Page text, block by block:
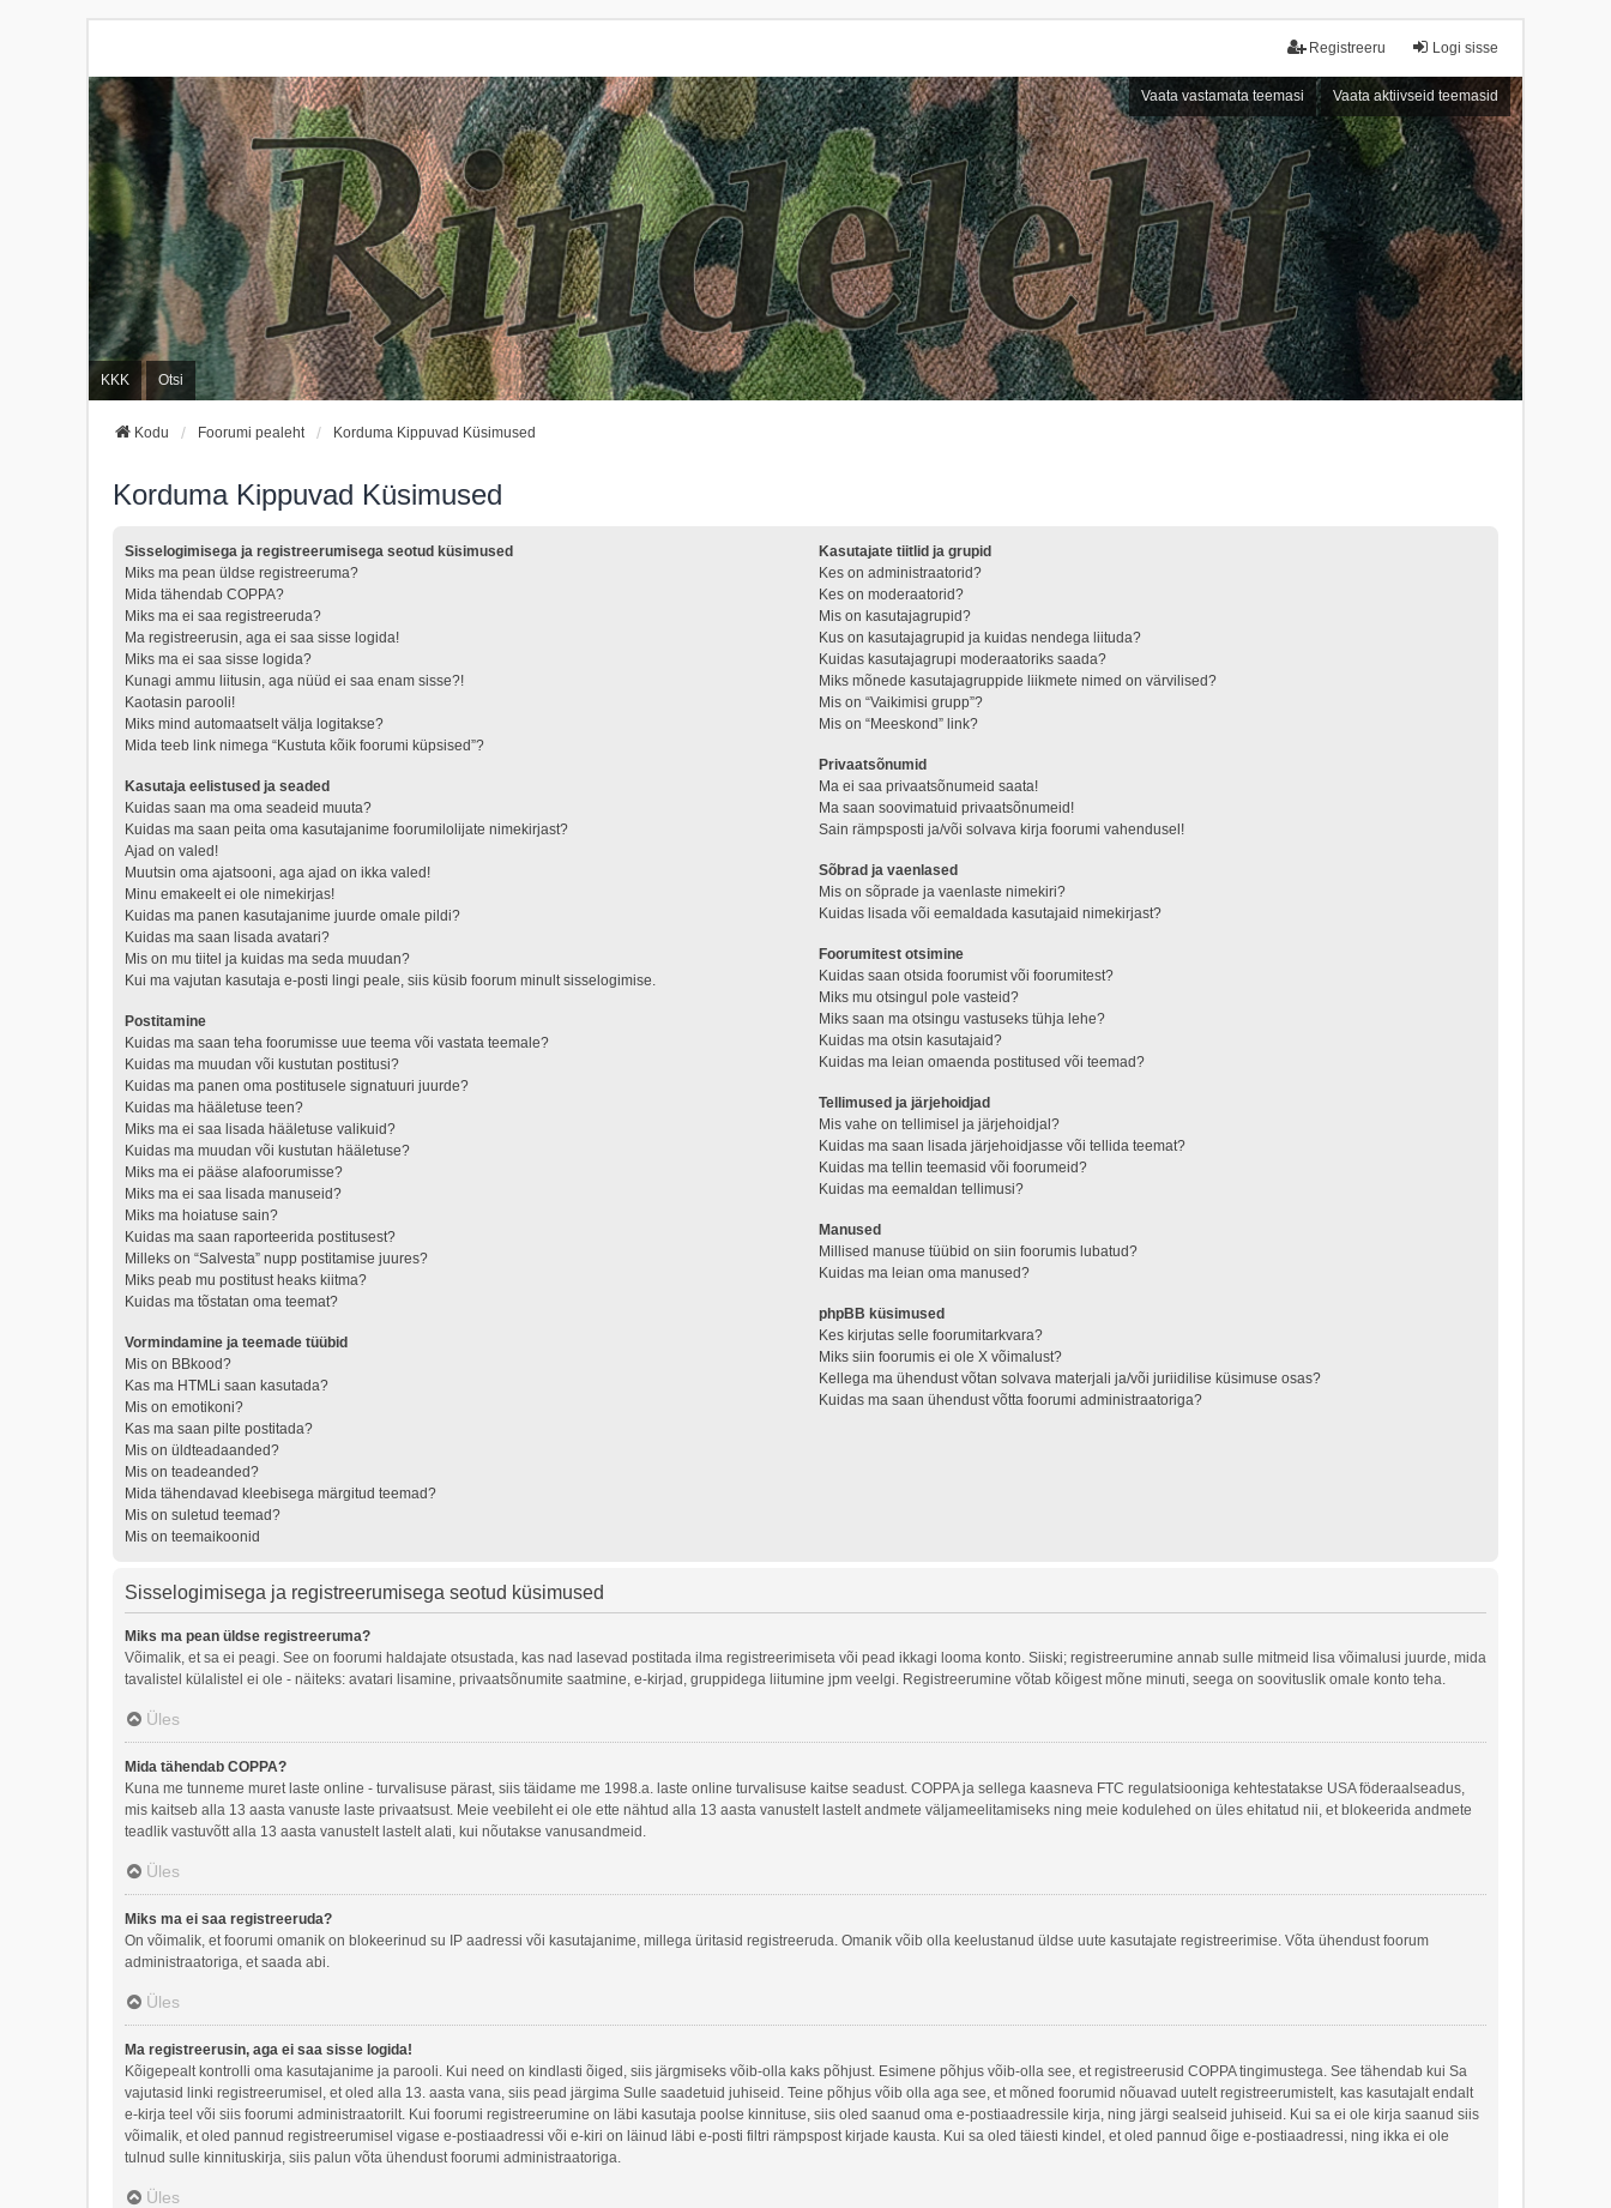
Logi sisse
Registreeru
Vaata vastamata teemasi Vaata aktiivseid teemasid
KKK Otsi
Kodu Foorumi pealeht Korduma Kippuvad Küsimused
Korduma Kippuvad Küsimused
Sisselogimisega ja registreerumisega seotud küsimused
Miks ma pean üldse registreeruma?
Mida tähendab COPPA?
Miks ma ei saa registreeruda?
Ma registreerusin, aga ei saa sisse logida!
Miks ma ei saa sisse logida?
Kunagi ammu liitusin, aga nüüd ei saa enam sisse?!
Kaotasin parooli!
Miks mind automaatselt välja logitakse?
Mida teeb link nimega “Kustuta kõik foorumi küpsised”?
Kasutaja eelistused ja seaded
Kuidas saan ma oma seadeid muuta?
Kuidas ma saan peita oma kasutajanime foorumilolijate nimekirjast?
Ajad on valed!
Muutsin oma ajatsooni, aga ajad on ikka valed!
Minu emakeelt ei ole nimekirjas!
Kuidas ma panen kasutajanime juurde omale pildi?
Kuidas ma saan lisada avatari?
Mis on mu tiitel ja kuidas ma seda muudan?
Kui ma vajutan kasutaja e-posti lingi peale, siis küsib foorum minult sisselogimise.
Postitamine
Kuidas ma saan teha foorumisse uue teema või vastata teemale?
Kuidas ma muudan või kustutan postitusi?
Kuidas ma panen oma postitusele signatuuri juurde?
Kuidas ma hääletuse teen?
Miks ma ei saa lisada hääletuse valikuid?
Kuidas ma muudan või kustutan hääletuse?
Miks ma ei pääse alafoorumisse?
Miks ma ei saa lisada manuseid?
Miks ma hoiatuse sain?
Kuidas ma saan raporteerida postitusest?
Milleks on “Salvesta” nupp postitamise juures?
Miks peab mu postitust heaks kiitma?
Kuidas ma tõstatan oma teemat?
Vormindamine ja teemade tüübid
Mis on BBkood?
Kas ma HTMLi saan kasutada?
Mis on emotikoni?
Kas ma saan pilte postitada?
Mis on üldteadaanded?
Mis on teadeanded?
Mida tähendavad kleebisega märgitud teemad?
Mis on suletud teemad?
Mis on teemaikoonid
Kasutajate tiitlid ja grupid
Kes on administraatorid?
Kes on moderaatorid?
Mis on kasutajagrupid?
Kus on kasutajagrupid ja kuidas nendega liituda?
Kuidas kasutajagrupi moderaatoriks saada?
Miks mõnede kasutajagruppide liikmete nimed on värvilised?
Mis on “Vaikimisi grupp”?
Mis on “Meeskond” link?
Privaatsõnumid
Ma ei saa privaatsõnumeid saata!
Ma saan soovimatuid privaatsõnumeid!
Sain rämpsposti ja/või solvava kirja foorumi vahendusel!
Sõbrad ja vaenlased
Mis on sõprade ja vaenlaste nimekiri?
Kuidas lisada või eemaldada kasutajaid nimekirjast?
Foorumitest otsimine
Kuidas saan otsida foorumist või foorumitest?
Miks mu otsingul pole vasteid?
Miks saan ma otsingu vastuseks tühja lehe?
Kuidas ma otsin kasutajaid?
Kuidas ma leian omaenda postitused või teemad?
Tellimused ja järjehoidjad
Mis vahe on tellimisel ja järjehoidjal?
Kuidas ma saan lisada järjehoidjasse või tellida teemat?
Kuidas ma tellin teemasid või foorumeid?
Kuidas ma eemaldan tellimusi?
Manused
Millised manuse tüübid on siin foorumis lubatud?
Kuidas ma leian oma manused?
phpBB küsimused
Kes kirjutas selle foorumitarkvara?
Miks siin foorumis ei ole X võimalust?
Kellega ma ühendust võtan solvava materjali ja/või juriidilise küsimuse osas?
Kuidas ma saan ühendust võtta foorumi administraatoriga?
Sisselogimisega ja registreerumisega seotud küsimused
Miks ma pean üldse registreeruma?
Võimalik, et sa ei peagi. See on foorumi haldajate otsustada, kas nad lasevad postitada ilma registreerimiseta või pead ikkagi looma konto. Siiski; registreerumine annab sulle mitmeid lisa võimalusi juurde, mida
tavalistel külalistel ei ole - näiteks: avatari lisamine, privaatsõnumite saatmine, e-kirjad, gruppidega liitumine jpm veelgi. Registreerumine võtab kõigest mõne minuti, seega on soovituslik omale konto teha.
Üles
Mida tähendab COPPA?
Kuna me tunneme muret laste online - turvalisuse pärast, siis täidame me 1998.a. laste online turvalisuse kaitse seadust. COPPA ja sellega kaasneva FTC regulatsiooniga kehtestatakse USA föderaalseadus,
mis kaitseb alla 13 aasta vanuste laste privaatsust. Meie veebileht ei ole ette nähtud alla 13 aasta vanustelt lastelt andmete väljameelitamiseks ning meie kodulehed on üles ehitatud nii, et blokeerida andmete
teadlik vastuvõtt alla 13 aasta vanustelt lastelt alati, kui nõutakse vanusandmeid.
Üles
Miks ma ei saa registreeruda?
On võimalik, et foorumi omanik on blokeerinud su IP aadressi või kasutajanime, millega üritasid registreeruda. Omanik võib olla keelustanud üldse uute kasutajate registreerimise. Võta ühendust foorum
administraatoriga, et saada abi.
Üles
Ma registreerusin, aga ei saa sisse logida!
Kõigepealt kontrolli oma kasutajanime ja parooli. Kui need on kindlasti õiged, siis järgmiseks võib-olla kaks põhjust. Esimene põhjus võib-olla see, et registreerusid COPPA tingimustega. See tähendab kui Sa
vajutasid linki registreerumisel, et oled alla 13. aasta vana, siis pead järgima Sulle saadetuid juhiseid. Teine põhjus võib olla aga see, et mõned foorumid nõuavad uutelt registreerumistelt, kas kasutajalt endalt
e-kirja teel või siis foorumi administraatorilt. Kui foorumi registreerumine on läbi kasutaja poolse kinnituse, siis oled saanud oma e-postiaadressile kirja, ning järgi sealseid juhiseid. Kui sa ei ole kirja saanud siis
võimalik, et oled pannud registreerumisel vigase e-postiaadressi või e-kiri on läinud läbi e-posti filtri rämpspost kirjade kausta. Kui sa oled täiesti kindel, et oled pannud õige e-postiaadressi, ning ikka ei ole
tulnud sulle kinnituskirja, siis palun võta ühendust foorumi administraatoriga.
Üles